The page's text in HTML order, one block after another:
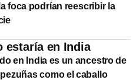
foca podrían reescribir la
estaría en India
en India es un ancestro de
como el caballo